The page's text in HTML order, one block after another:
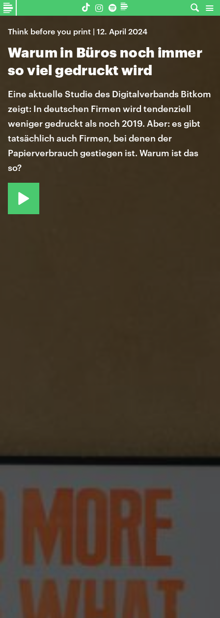
Think before you print | 12. April 2024
Warum in Büros noch immer
so viel gedruckt wird
Eine aktuelle Studie des Digitalverbands Bitkom
zeigt: In deutschen Firmen wird tendenziell
weniger gedruckt als noch 2019. Aber: es gibt
tatsächlich auch Firmen, bei denen der
Papierverbrauch gestiegen ist. Warum ist das
so?